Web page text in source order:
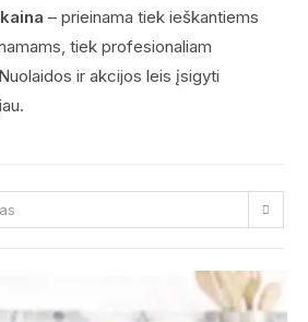
– prieinama tiek ieškantiems
tiek profesionaliam
ir akcijos leis įsigyti